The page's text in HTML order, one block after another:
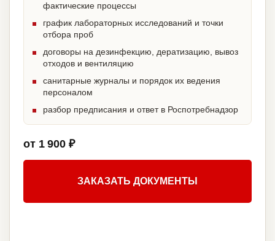
фактические процессы
график лабораторных исследований и точки
отбора проб
договоры на дезинфекцию, дератизацию, вывоз
отходов и вентиляцию
санитарные журналы и порядок их ведения
персоналом
разбор предписания и ответ в Роспотребнадзор
от 1 900 ₽
ЗАКАЗАТЬ ДОКУМЕНТЫ